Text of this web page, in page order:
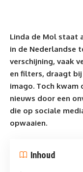
Linda de Mol staat
in de Nederlandse
verschijning, vaak
en filters, draagt
imago. Toch kwam
nieuws door een
die op sociale
opwaaien.
Inhoud